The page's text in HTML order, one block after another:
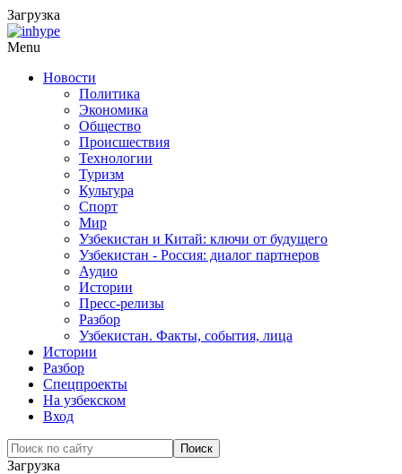
Загрузка
Menu
Новости
Политика
Экономика
Общество
Происшествия
Технологии
Туризм
Культура
Спорт
Мир
Узбекистан и Китай: ключи от будущего
Узбекистан - Россия: диалог партнеров
Аудио
Истории
Пресс-релизы
Разбор
Узбекистан. Факты, события, лица
Истории
Разбор
Спецпроекты
На узбекском
Вход
Загрузка